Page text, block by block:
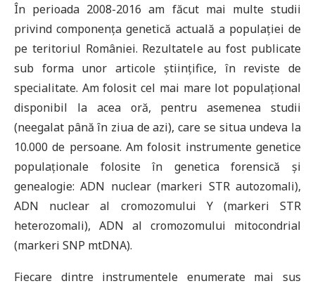
În perioada 2008-2016 am făcut mai multe studii
privind componența genetică actuală a populației de
pe teritoriul României. Rezultatele au fost publicate
sub forma unor articole științifice, în reviste de
specialitate. Am folosit cel mai mare lot populațional
disponibil la acea oră, pentru asemenea studii
(neegalat până în ziua de azi), care se situa undeva la
10.000 de persoane. Am folosit instrumente genetice
populaționale folosite în genetica forensică și
genealogie: ADN nuclear (markeri STR autozomali),
ADN nuclear al cromozomului Y (markeri STR
heterozomali), ADN al cromozomului mitocondrial
(markeri SNP mtDNA).
Fiecare dintre instrumentele enumerate mai sus